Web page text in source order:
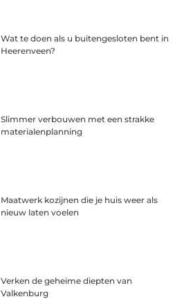
Wat te doen als u buitengesloten bent in
Heerenveen?
Slimmer verbouwen met een strakke
materialenplanning
Maatwerk kozijnen die je huis weer als
nieuw laten voelen
Verken de geheime diepten van
Valkenburg